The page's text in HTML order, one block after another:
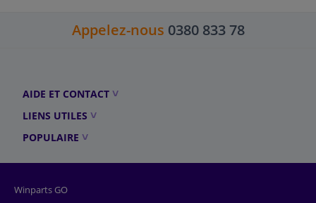
Appelez-nous 0380 833 78
AIDE ET CONTACT
LIENS UTILES
POPULAIRE
Winparts GO